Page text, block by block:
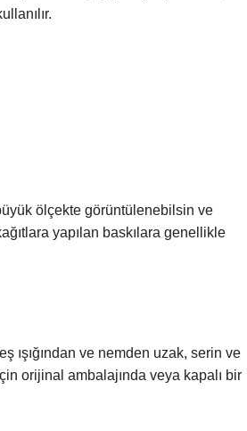
ölçekte görüntülenebilsin ve
yapılan baskılara genellikle
ışığından ve nemden uzak, serin ve
orijinal ambalajında ​​veya kapalı bir